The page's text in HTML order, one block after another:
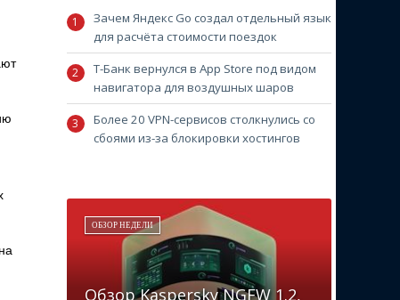
Зачем Яндекс Go создал отдельный язык
для расчёта стоимости поездок
Т-Банк вернулся в App Store под видом
навигатора для воздушных шаров
Более 20 VPN-сервисов столкнулись со
сбоями из-за блокировки хостингов
ОБЗОР НЕДЕЛИ
Обзор Kaspersky NGFW 1.2,